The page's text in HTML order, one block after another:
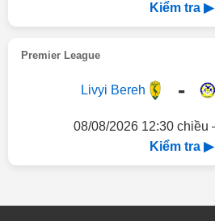
Kiểm tra ▶
Premier League
Livyi Bereh -
08/08/2026 12:30 chiều
Kiểm tra ▶